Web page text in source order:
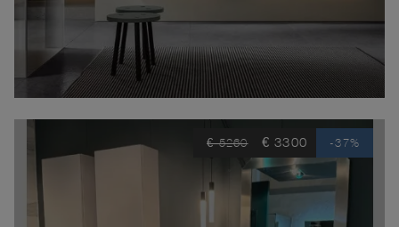
€ 5260 € 3300 -37%